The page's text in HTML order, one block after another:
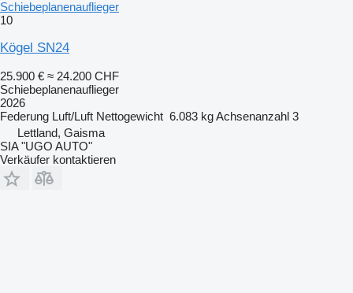
Schiebeplanenauflieger
10
Kögel SN24
25.900 € ≈ 24.200 CHF
Schiebeplanenauflieger
2026
Federung Luft/Luft Nettogewicht 6.083 kgAchsenanzahl 3
Lettland, Gaisma
SIA "UGO AUTO"
Verkäufer kontaktieren